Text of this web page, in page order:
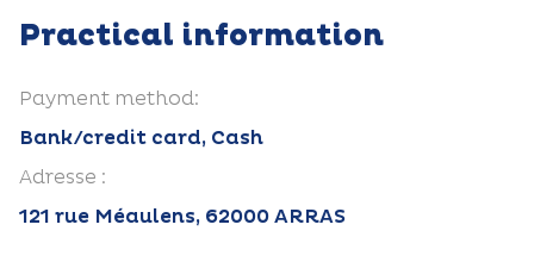
Practical information
Payment method:
Bank/credit card, Cash
Adresse :
121 rue Méaulens, 62000 ARRAS